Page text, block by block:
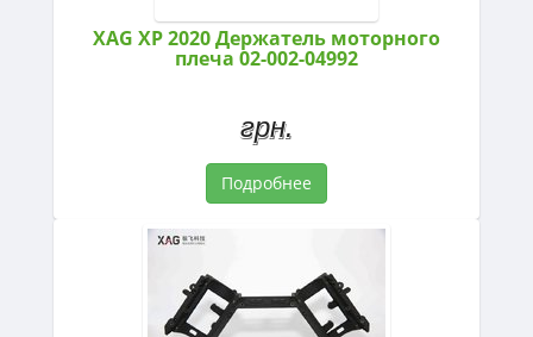
XAG XP 2020 Держатель моторного
плеча 02-002-04992
грн.
Подробнее